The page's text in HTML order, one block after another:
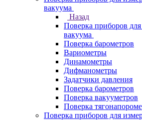
вакуума
Назад
Поверка приборов
вакуума
Поверка барометров
Вариометры
Динамометры
Дифманометры
Задатчики давления
Поверка барометров
Поверка вакууметров
Поверка
Поверка приборов для